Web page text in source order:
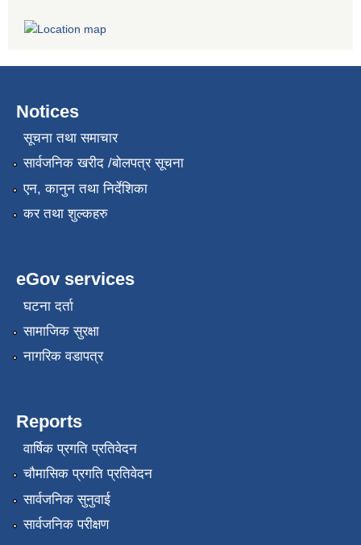
Notices
सूचना तथा समाचार
सार्वजनिक खरीद /बोलपत्र सूचना
एन, कानुन तथा निर्देशिका
कर तथा शुल्कहरु
eGov services
घटना दर्ता
सामाजिक सुरक्षा
नागरिक वडापत्र
Reports
वार्षिक प्रगति प्रतिवेदन
चौमासिक प्रगति प्रतिवेदन
सार्वजनिक सुनुवाई
सार्वजनिक परीक्षण